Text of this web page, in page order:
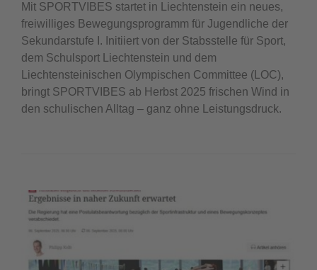
Mit SPORTVIBES startet in Liechtenstein ein neues,
freiwilliges Bewegungsprogramm für Jugendliche der
Sekundarstufe I. Initiiert von der Stabsstelle für Sport,
dem Schulsport Liechtenstein und dem
Liechtensteinischen Olympischen Committee (LOC),
bringt SPORTVIBES ab Herbst 2025 frischen Wind in
den schulischen Alltag – ganz ohne Leistungsdruck.